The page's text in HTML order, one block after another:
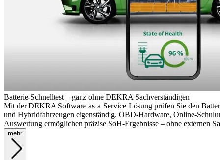
Batterie-Schnelltest – ganz ohne DEKRA Sachverständigen
Mit der DEKRA Software-as-a-Service-Lösung prüfen Sie den
und Hybridfahrzeugen eigenständig. OBD-Hardware, Online-
Auswertung ermöglichen präzise SoH-Ergebnisse – ohne externen
mehr